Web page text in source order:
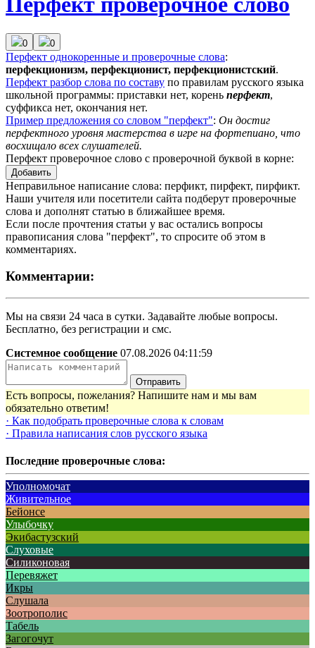
0 0
Перфект однокоренные и проверочные слова:
перфекционизм, перфекционист, перфекционистский.
Перфект разбор слова по составу по правилам русского языка
школьной программы: приставки нет, корень перфект,
суффикса нет, окончания нет.
Пример предложения со словом "перфект": Он достиг
перфектного уровня мастерства в игре на фортепиано, что
восхищало всех слушателей.
Перфект проверочное слово с проверочной буквой в корне:
Добавить
Неправильное написание слова: перфикт, пирфект, пирфикт.
Наши учителя или посетители сайта подберут проверочные
слова и дополнят статью в ближайшее время.
Если после прочтения статьи у вас остались вопросы
правописания слова "перфект", то спросите об этом в
комментариях.
Комментарии:
Мы на связи 24 часа в сутки. Задавайте любые вопросы.
Бесплатно, без регистрации и смс.
Системное сообщение 07.08.2026 04:11:59
Отправить
Есть вопросы, пожелания? Напишите нам и мы вам
обязательно ответим!
· Как подобрать проверочные слова к словам
· Правила написания слов русского языка
Последние проверочные слова:
Уполномочат
Живительное
Бейонсе
Улыбочку
Экибастузский
Слуховые
Силиконовая
Перевяжет
Икры
Слушала
Зоотрополис
Табель
Загогочут